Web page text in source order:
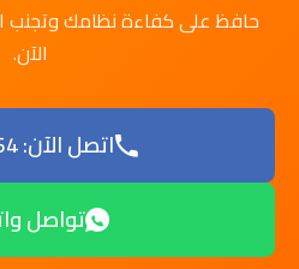
حافظ على كفاءة نظامك وتجنب
الآن.
اتصل الآن: 55334254
تواصل